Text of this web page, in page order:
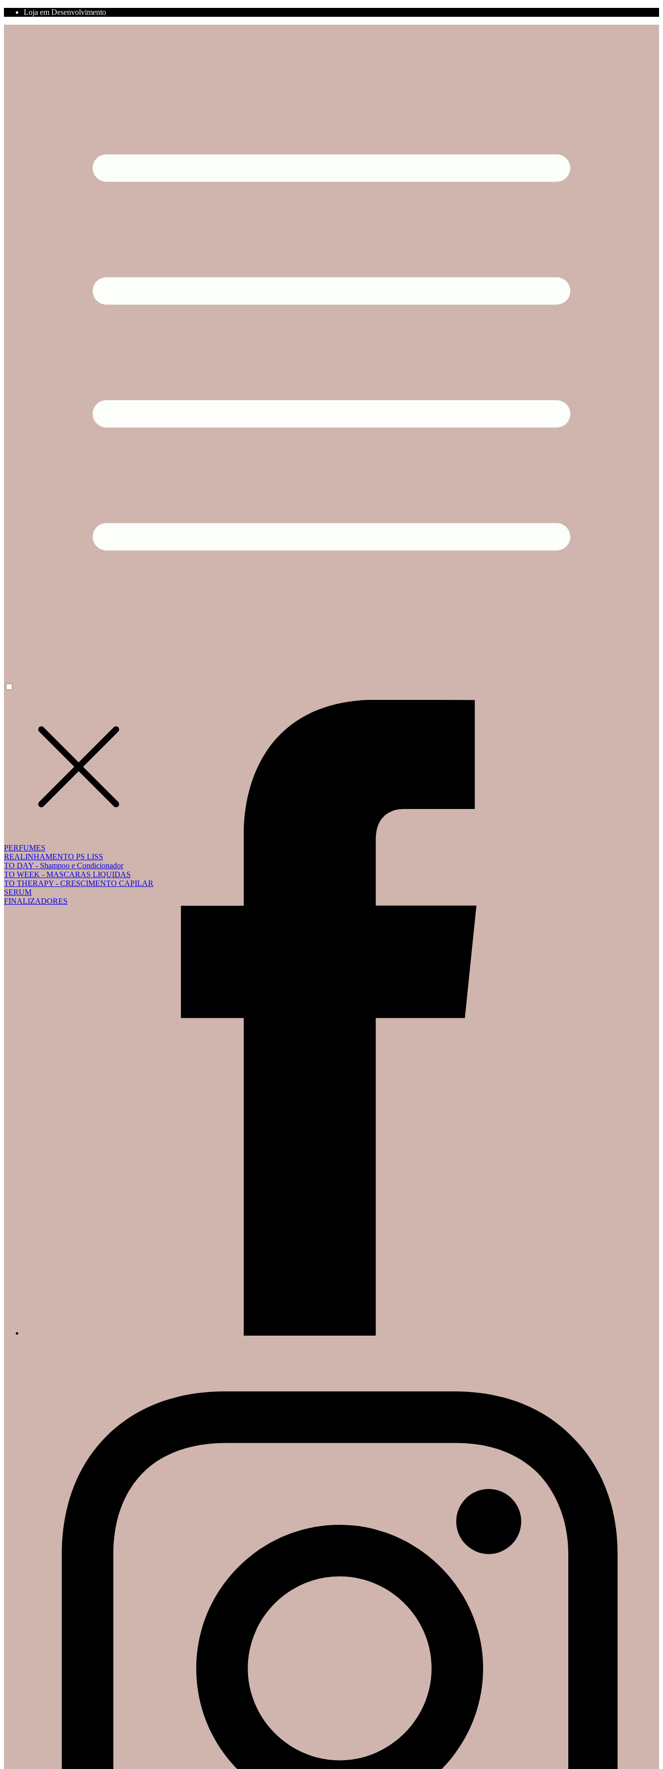
Loja em Desenvolvimento
PERFUMES
REALINHAMENTO PS LISS
TO DAY - Shampoo e Condicionador
TO WEEK - MASCARAS LIQUIDAS
TO THERAPY - CRESCIMENTO CAPILAR
SERUM
FINALIZADORES